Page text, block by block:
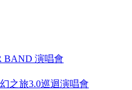
BAND 演唱會
之旅3.0巡迴演唱會